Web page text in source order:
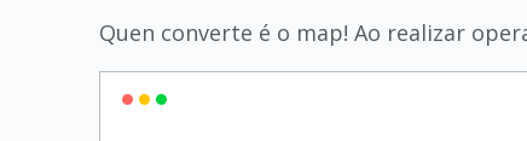
Quen converte é o map! Ao realizar